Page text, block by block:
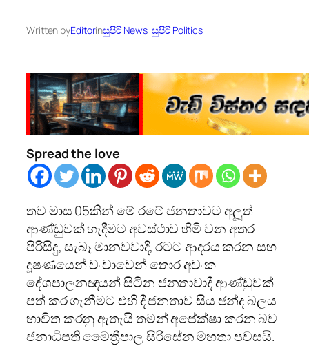
Written byEditorinසුපිරි News, සුපිරි Politics
Spread the love
තව මාස 05කින් මේ රටේ ජනතාවට අලූත්
ආණ්ඩුවක් හැදීමට අවස්ථාව හිමි වන අතර
පිරිසිදු, සැබෑ මානවවාදී, රටට ආදරය කරන සහ
දූෂණයෙන් වංචාවෙන් තොර අවංක
දේශපාලනඥයන් සිටින ජනතාවාදී ආණ්ඩුවක්
පත් කර ගැනීමට එහි දී ජනතාව සිය ඡන්ද බලය
භාවිත කරනු ඇතැයි තමන් අපේක්ෂා කරන බව
ජනාධිපති මෛත්‍රීපාල සිරිසේන මහතා පවසයි.